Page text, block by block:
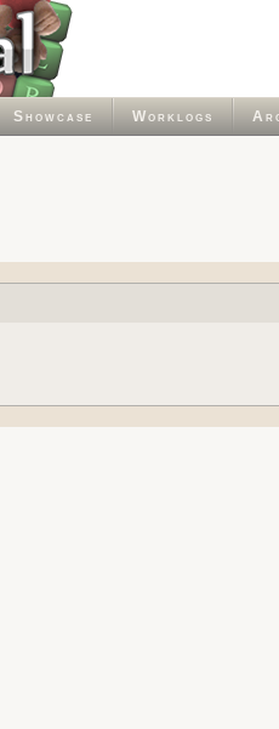
Showcase Worklogs